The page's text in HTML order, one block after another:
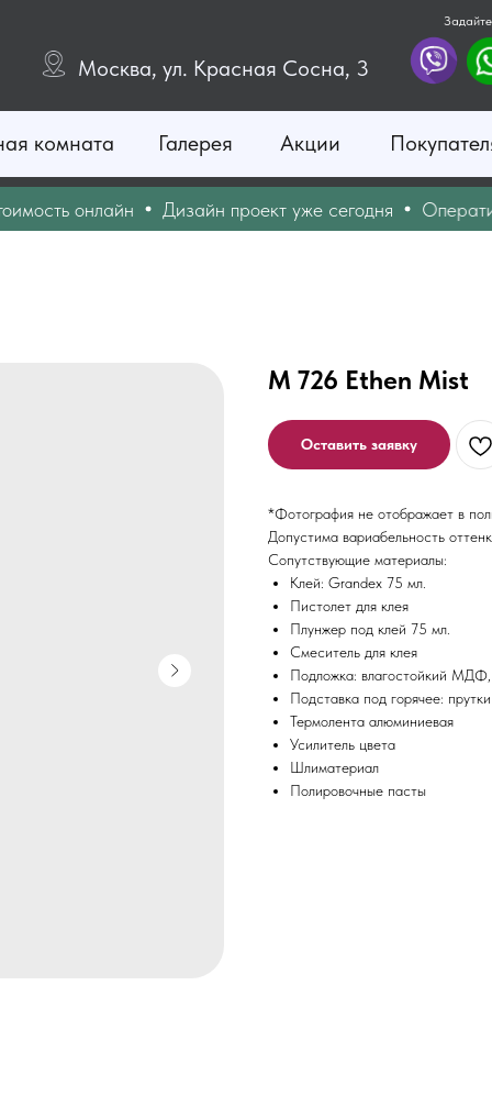
Галерея
Москва, ул. Красная Сосна, 3
комната Акции
онлайн Дизайн проект уже сегодня
М 726 Ethen Mist
Оставить заявку
*Фотография не отображает в
Допустима вариабельность
Сопутствующие материалы:
Клей: Grandex 75 мл.
Пистолет для клея
Плунжер под клей 75 мл.
Смеситель для клея
Подложка: влагостойкий
Подставка под горячее:
Термолента алюминиевая
Усилитель цвета
Шлиматериал
Полировочные пасты